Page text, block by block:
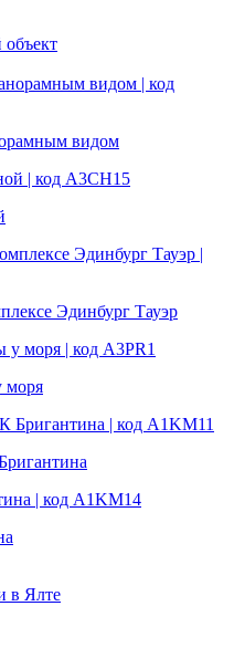
видом
Эдинбург Тауэр
моря